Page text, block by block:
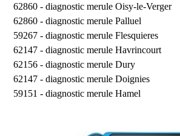
62860 - diagnostic merule Oisy-le-Verger
62860 - diagnostic merule Palluel
59267 - diagnostic merule Flesquieres
62147 - diagnostic merule Havrincourt
62156 - diagnostic merule Dury
62147 - diagnostic merule Doignies
59151 - diagnostic merule Hamel